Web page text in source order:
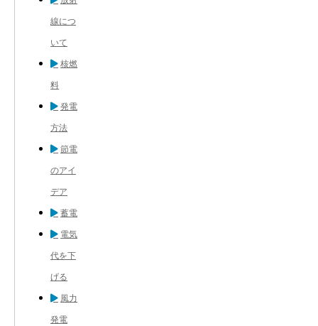
線につ
いて
核燃
料
発電
方法
節電
のアイ
デア
蓄電
電気
代を下
げる
風力
発電